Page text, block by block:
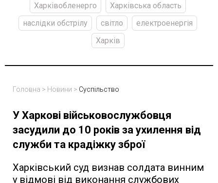
Харківобленерго
Харківська область
наслідки обстрілу
світло
електроенергія
Харків
Головна > Новини > Суспільство
У Харкові військовослужбовця
засудили до 10 років за ухилення від
служби та крадіжку зброї
Харківський суд визнав солдата винним
у відмові від виконання службових